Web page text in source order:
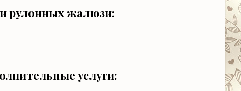
рулонных жалюзи:
услуги: